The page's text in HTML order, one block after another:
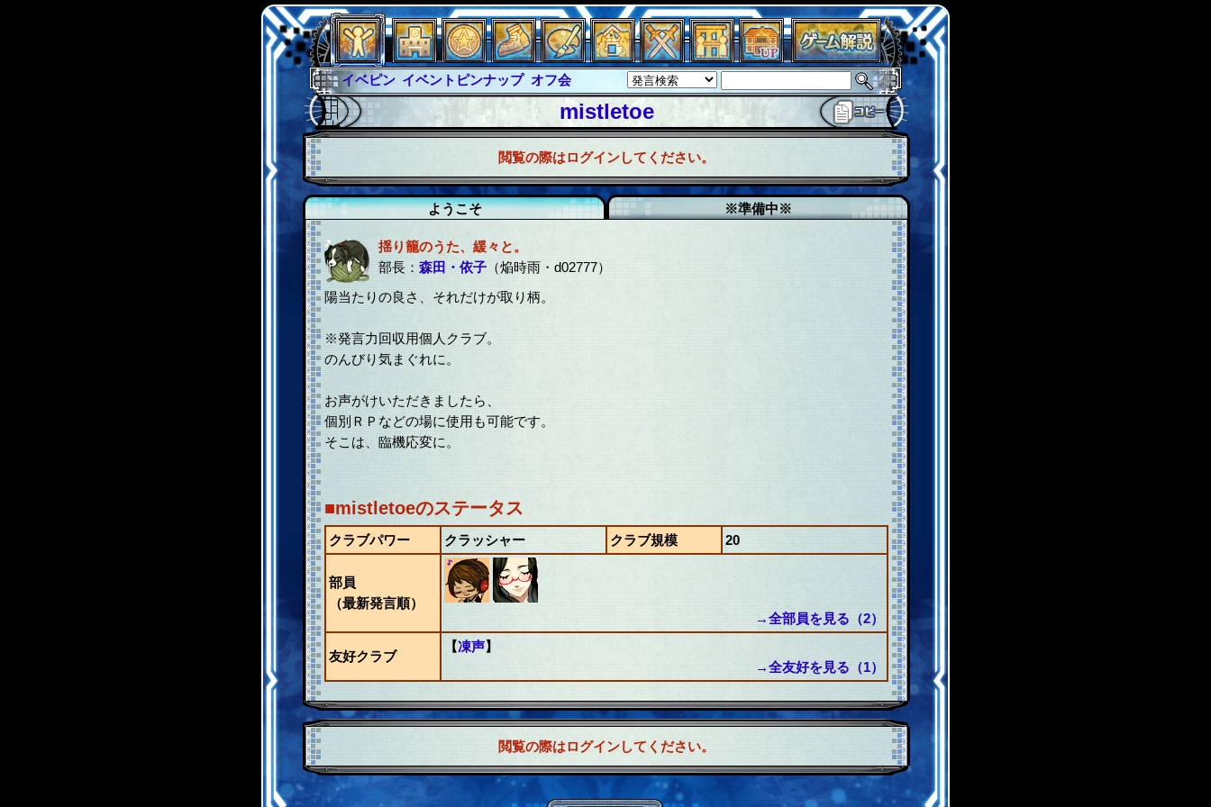
イベピン イベントピンナップ オフ会
グラシャ
グラシャ・ラボラス
グローバルジャスティス サイキックハーツ
サイキックハーツ大戦
シュラウド ソロモン
ファイナル アブソーバー
mistletoe
閲覧の際はログインしてください。
ようこそ ※準備中※
揺り籠のうた、緩々と。
部長： 森田・依子 （焔時雨・d02777）
陽当たりの良さ、それだけが取り柄。
※発言力回収用個人クラブ。
のんびり気まぐれに。
お声がけいただきましたら、
個別ＲＰなどの場に使用も可能です。
そこは、臨機応変に。
■mistletoeのステータス
クラブパワー クラッシャー クラブ規模 20
部員
（最新発言順）
→全部員を見る（2）
友好クラブ
【凍声】
→全友好を見る（1）
閲覧の際はログインしてください。